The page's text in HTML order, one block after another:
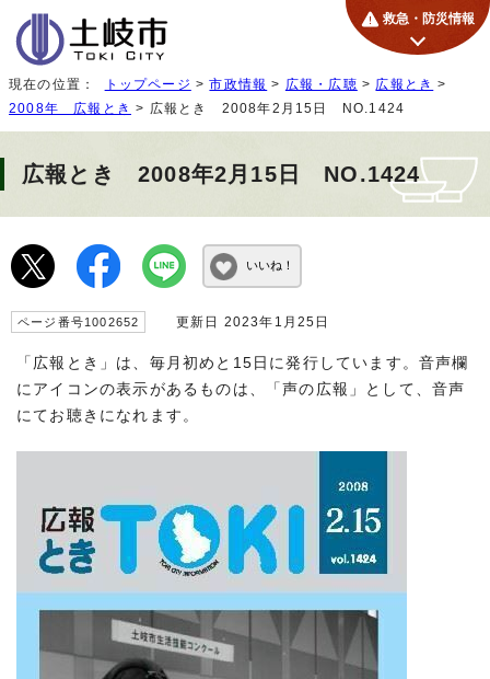
救急・防災情報
現在の位置： トップページ >市政情報 > 広報・広聴 > 広報とき >
2008年 広報とき > 広報とき 2008年2月15日 NO.1424
広報とき 2008年2月15日 NO.1424
いいね！
ページ番号1002652 更新日 2023年1月25日
「広報とき」は、毎月初めと15日に発行しています。音声欄
にアイコンの表示があるものは、「声の広報」として、音声
にてお聴きになれます。